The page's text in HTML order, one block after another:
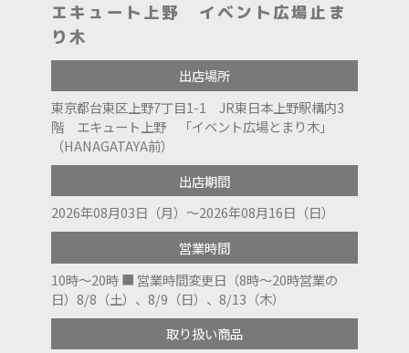
エキュート上野 イベント広場止ま
り木
出店場所
東京都台東区上野7丁目1-1 JR東日本上野駅構内3
階 エキュート上野 「イベント広場とまり木」
（HANAGATAYA前）
出店期間
2026年08月03日（月）～2026年08月16日（日）
営業時間
10時～20時 ■ 営業時間変更日（8時～20時営業の
日）8/8（土）、8/9（日）、8/13（木）
取り扱い商品